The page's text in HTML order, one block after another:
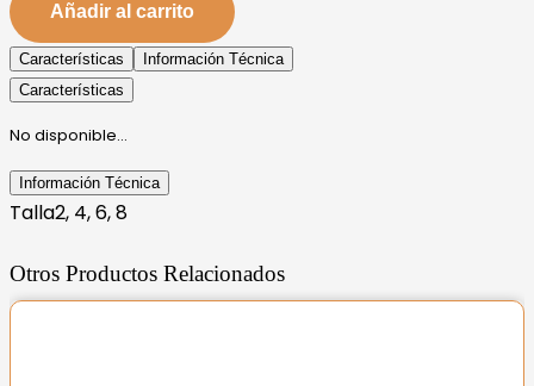
Añadir al carrito
Características
Información Técnica
Características
No disponible…
Información Técnica
Talla2, 4, 6, 8
Otros Productos Relacionados